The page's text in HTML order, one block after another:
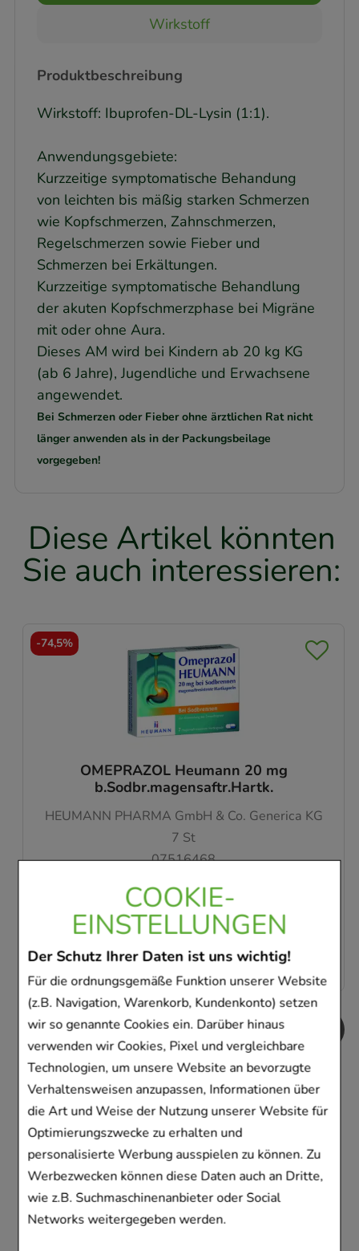
COOKIE-
EINSTELLUNGEN
Der Schutz Ihrer Daten ist uns wichtig!
Für die ordnungsgemäße Funktion unserer Website
(z.B. Navigation, Warenkorb, Kundenkonto) setzen
wir so genannte Cookies ein. Darüber hinaus
verwenden wir Cookies, Pixel und vergleichbare
Technologien, um unsere Website an bevorzugte
Verhaltensweisen anzupassen, Informationen über
die Art und Weise der Nutzung unserer Website für
Optimierungszwecke zu erhalten und
personalisierte Werbung ausspielen zu können. Zu
Werbezwecken können diese Daten auch an Dritte,
wie z.B. Suchmaschinenanbieter oder Social
Networks weitergegeben werden.
Wirkstoff
Produktbeschreibung
Wirkstoff: Ibuprofen-DL-Lysin (1:1).
Anwendungsgebiete:
Kurzzeitige symptomatische Behandung
von leichten bis mäßig starken Schmerzen
wie Kopfschmerzen, Zahnschmerzen,
Regelschmerzen sowie Fieber und
Schmerzen bei Erkältungen.
Kurzzeitige symptomatische Behandlung
der akuten Kopfschmerzphase bei Migräne
mit oder ohne Aura.
Dieses AM wird bei Kindern ab 20 kg KG
(ab 6 Jahre), Jugendliche und Erwachsene
angewendet.
Bei Schmerzen oder Fieber ohne ärztlichen Rat nicht
länger anwenden als in der Packungsbeilage
vorgegeben!
Diese Artikel könnten
Sie auch interessieren:
OMEPRAZOL Heumann 20 mg
b.Sodbr.magensaftr.Hartk.
HEUMANN PHARMA GmbH & Co. Generica KG
14St
07516480
Sofort lieferbar
2,80 €¹
10,72 € ²
pro 1 Stk
-74%
Kunden, die dieses
Produkt gekauft
haben, haben sich
ebenfalls für folgende
Artikel entschieden